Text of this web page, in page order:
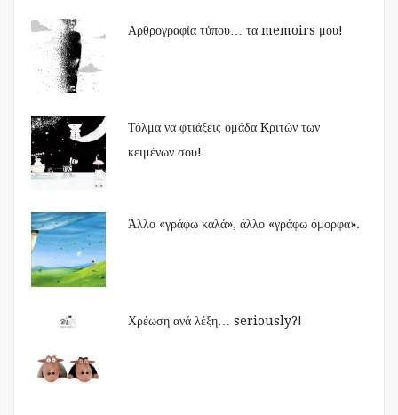
Αρθρογραφία τύπου… τα memoirs μου!
Τόλμα να φτιάξεις ομάδα Kριτών των
κειμένων σου!
Άλλο «γράφω καλά», άλλο «γράφω όμορφα».
Χρέωση ανά λέξη… seriously?!